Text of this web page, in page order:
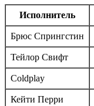
Исполнитель
Брюс Спрингстин
Тейлор Свифт
Coldplay
Кейти Перри